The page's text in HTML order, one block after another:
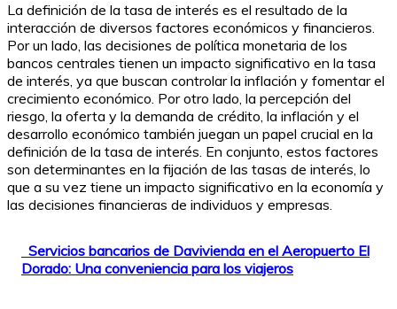
La definición de la tasa de interés es el resultado de la
interacción de diversos factores económicos y financieros.
Por un lado, las decisiones de política monetaria de los
bancos centrales tienen un impacto significativo en la tasa
de interés, ya que buscan controlar la inflación y fomentar el
crecimiento económico. Por otro lado, la percepción del
riesgo, la oferta y la demanda de crédito, la inflación y el
desarrollo económico también juegan un papel crucial en la
definición de la tasa de interés. En conjunto, estos factores
son determinantes en la fijación de las tasas de interés, lo
que a su vez tiene un impacto significativo en la economía y
las decisiones financieras de individuos y empresas.
Servicios bancarios de Davivienda en el Aeropuerto El
Dorado: Una conveniencia para los viajeros